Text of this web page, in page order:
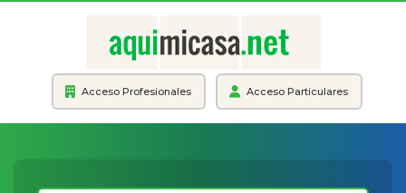
Acceso Profesionales Acceso Particulares